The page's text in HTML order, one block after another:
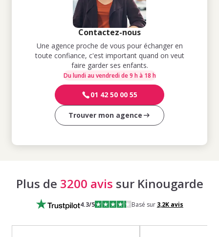
Contactez-nous
Une agence proche de vous pour échanger en
toute confiance, c'est important quand on veut
faire garder ses enfants.
Du lundi au vendredi de 9 h à 18 h
01 42 50 00 55
Trouver mon agence
Plus de 3200 avis sur Kinougarde
4.3/5 Basé sur 3,2Kavis